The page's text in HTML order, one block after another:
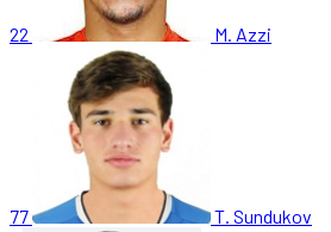
22 M. Azzi
77 T. Sundukov